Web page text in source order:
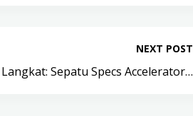
NEXT POST
Langkat: Sepatu Specs Accelerator…